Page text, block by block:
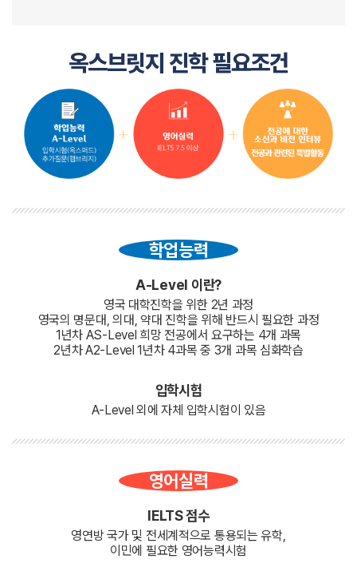
옥스브릿지 진학 필요조건
학업능력
A-Level 이란?
영국 대학진학을 위한 2년 과정
영국의 명문대, 의대, 약대 진학을 위해 반드시 필요한 과정
1년차 AS-Level 희망 전공에서 요구하는 4개 과목
2년차 A2-Level 1년차 4과목 중 3개 과목 심화학습
입학시험
A-Level 외에 자체 입학시험이 있음
영어실력
IELTS 점수
영연방 국가 및 전세계적으로 통용되는 유학,
이민에 필요한 영어능력시험